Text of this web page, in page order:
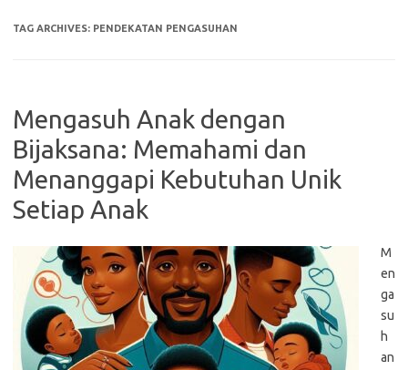
TAG ARCHIVES: PENDEKATAN PENGASUHAN
Mengasuh Anak dengan
Bijaksana: Memahami dan
Menanggapi Kebutuhan Unik
Setiap Anak
M
en
ga
su
h
an